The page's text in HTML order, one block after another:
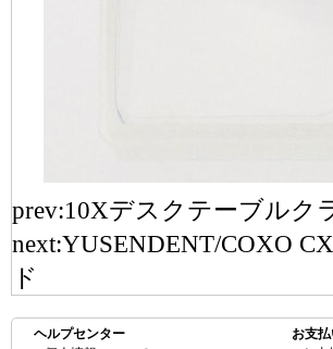
prev:10Xデスクテーブルク
next:YUSENDENT/COXO
ド
ヘルプセンター
お支